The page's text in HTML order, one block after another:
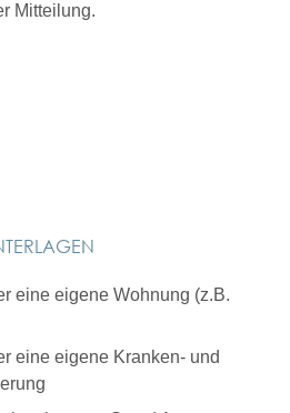
Mitteilung.
eine eigene Wohnung (z.B.
eine eigene Kranken- und